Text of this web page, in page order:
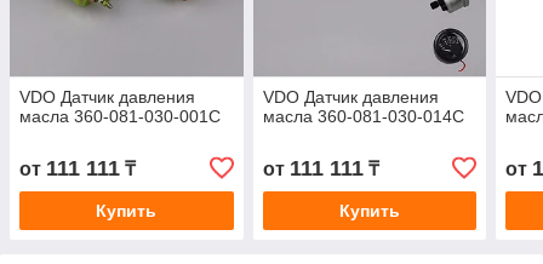
VDO Датчик давления
масла 360-081-030-001C
от 111 111 ₸
Купить
VDO Датчик давления
масла 360-081-030-014C
от 111 111₸
Купить
от